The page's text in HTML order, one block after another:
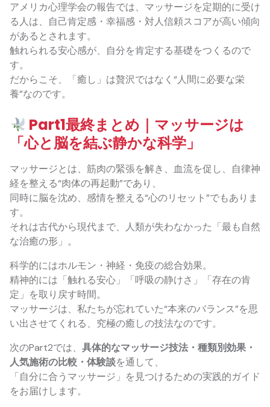
アメリカ心理学会の報告では、マッサージを定期的に受け
る人は、自己肯定感・幸福感・対人信頼スコアが高い傾向
があるとされます。
触れられる安心感が、自分を肯定する基礎をつくるので
す。
だからこそ、「癒し」は贅沢ではなく“人間に必要な栄
養”なのです。
Part1最終まとめ｜マッサージは
「心と脳を結ぶ静かな科学」
マッサージとは、筋肉の緊張を解き、血流を促し、自律神
経を整える“肉体の再起動”であり、
同時に脳を沈め、感情を整える“心のリセット”でもありま
す。
それは古代から現代まで、人類が失わなかった「最も自然
な治癒の形」。
科学的にはホルモン・神経・免疫の総合効果。
精神的には「触れる安心」「呼吸の静けさ」「存在の肯
定」を取り戻す時間。
マッサージは、私たちが忘れていた“本来のバランス”を思
い出させてくれる、究極の癒しの技法なのです。
次のPart2では、 具体的なマッサージ技法・種類別効果・
人気施術の比較・体験談を通して、
「自分に合うマッサージ」を見つけるための実践的ガイド
をお届けします。